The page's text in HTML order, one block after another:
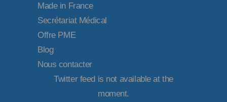
Made in France
Secrétariat Médical
Offre PME
Blog
Nous contacter
Twitter feed is not available at the
moment.